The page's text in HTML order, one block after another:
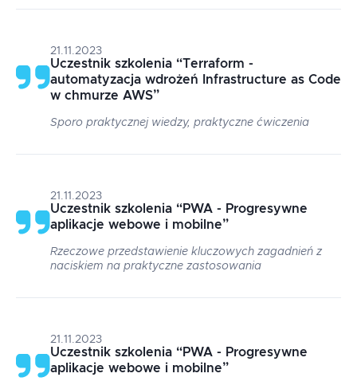
21.11.2023
Uczestnik szkolenia “Terraform -
automatyzacja wdrożeń Infrastructure as Code
w chmurze AWS”
Sporo praktycznej wiedzy, praktyczne ćwiczenia
21.11.2023
Uczestnik szkolenia “PWA - Progresywne
aplikacje webowe i mobilne”
Rzeczowe przedstawienie kluczowych zagadnień z
naciskiem na praktyczne zastosowania
21.11.2023
Uczestnik szkolenia “PWA - Progresywne
aplikacje webowe i mobilne”